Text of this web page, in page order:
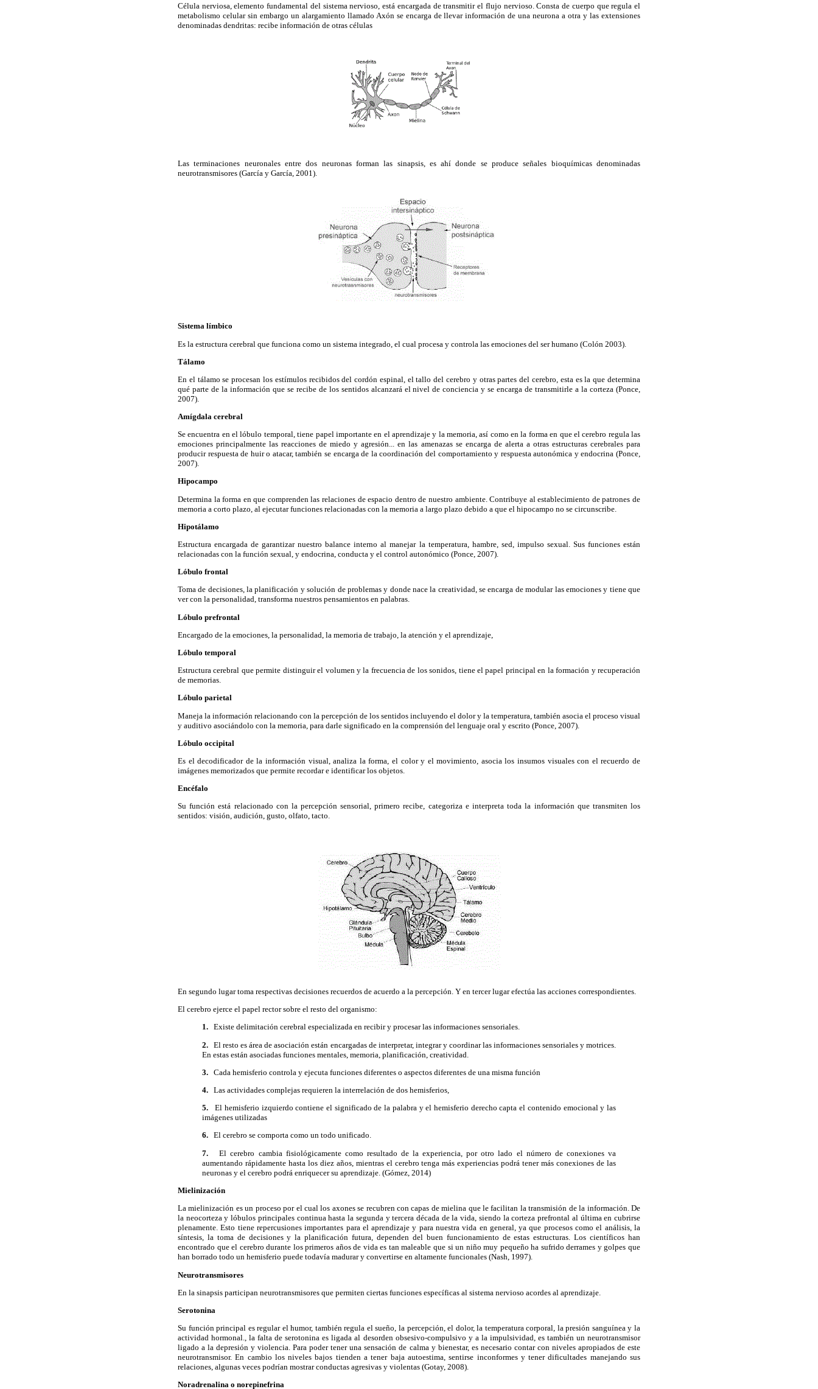
Célula nerviosa, elemento fundamental del sistema nervioso, está encargada de transmitir el flujo nervioso. Consta de cuerpo que regula el
metabolismo celular sin embargo un alargamiento llamado Axón se encarga de llevar información de una neurona a otra y las extensiones
denominadas dendritas: recibe información de otras células
Las terminaciones neuronales entre dos neuronas forman las sinapsis, es ahí donde se produce señales bioquímicas denominadas
neurotransmisores (García y García, 2001).
Sistema límbico
Es la estructura cerebral que funciona como un sistema integrado, el cual procesa y controla las emociones del ser humano (Colón 2003).
Tálamo
En el tálamo se procesan los estímulos recibidos del cordón espinal, el tallo del cerebro y otras partes del cerebro, esta es la que determina
qué parte de la información que se recibe de los sentidos alcanzará el nivel de conciencia y se encarga de transmitirle a la corteza (Ponce,
2007).
Amígdala cerebral
Se encuentra en el lóbulo temporal, tiene papel importante en el aprendizaje y la memoria, así como en la forma en que el cerebro regula las
emociones principalmente las reacciones de miedo y agresión... en las amenazas se encarga de alerta a otras estructuras cerebrales para
producir respuesta de huir o atacar, también se encarga de la coordinación del comportamiento y respuesta autonómica y endocrina (Ponce,
2007).
Hipocampo
Determina la forma en que comprenden las relaciones de espacio dentro de nuestro ambiente. Contribuye al establecimiento de patrones de
memoria a corto plazo, al ejecutar funciones relacionadas con la memoria a largo plazo debido a que el hipocampo no se circunscribe.
Hipotálamo
Estructura encargada de garantizar nuestro balance interno al manejar la temperatura, hambre, sed, impulso sexual. Sus funciones están
relacionadas con la función sexual, y endocrina, conducta y el control autonómico (Ponce, 2007).
Lóbulo frontal
Toma de decisiones, la planificación y solución de problemas y donde nace la creatividad, se encarga de modular las emociones y tiene que
ver con la personalidad, transforma nuestros pensamientos en palabras.
Lóbulo prefrontal
Encargado de la emociones, la personalidad, la memoria de trabajo, la atención y el aprendizaje,
Lóbulo temporal
Estructura cerebral que permite distinguir el volumen y la frecuencia de los sonidos, tiene el papel principal en la formación y recuperación
de memorias.
Lóbulo parietal
Maneja la información relacionando con la percepción de los sentidos incluyendo el dolor y la temperatura, también asocia el proceso visual
y auditivo asociándolo con la memoria, para darle significado en la comprensión del lenguaje oral y escrito (Ponce, 2007).
Lóbulo occipital
Es el decodificador de la información visual, analiza la forma, el color y el movimiento, asocia los insumos visuales con el recuerdo de
imágenes memorizados que permite recordar e identificar los objetos.
Encéfalo
Su función está relacionado con la percepción sensorial, primero recibe, categoriza e interpreta toda la información que transmiten los
sentidos: visión, audición, gusto, olfato, tacto.
En segundo lugar toma respectivas decisiones recuerdos de acuerdo a la percepción. Y en tercer lugar efectúa las acciones correspondientes.
El cerebro ejerce el papel rector sobre el resto del organismo:
1. Existe delimitación cerebral especializada en recibir y procesar las informaciones sensoriales.
2. El resto es área de asociación están encargadas de interpretar, integrar y coordinar las informaciones sensoriales y motrices.
En estas están asociadas funciones mentales, memoria, planificación, creatividad.
3. Cada hemisferio controla y ejecuta funciones diferentes o aspectos diferentes de una misma función
4. Las actividades complejas requieren la interrelación de dos hemisferios,
5.
El hemisferio izquierdo contiene el significado de la palabra y el hemisferio derecho capta el contenido emocional y las
imágenes utilizadas
6. El cerebro se comporta como un todo unificado.
7.
El cerebro cambia fisiológicamente como resultado de la experiencia, por otro lado el número de conexiones va
aumentando rápidamente hasta los diez años, mientras el cerebro tenga más experiencias podrá tener más conexiones de las
neuronas y el cerebro podrá enriquecer su aprendizaje. (Gómez, 2014)
Mielinización
La mielinización es un proceso por el cual los axones se recubren con capas de mielina que le facilitan la transmisión de la información. De
la neocorteza y lóbulos principales continua hasta la segunda y tercera década de la vida, siendo la corteza prefrontal al última en cubrirse
plenamente. Esto tiene repercusiones importantes para el aprendizaje y para nuestra vida en general, ya que procesos como el análisis, la
síntesis, la toma de decisiones y la planificación futura, dependen del buen funcionamiento de estas estructuras. Los científicos han
encontrado que el cerebro durante los primeros años de vida es tan maleable que si un niño muy pequeño ha sufrido derrames y golpes que
han borrado todo un hemisferio puede todavía madurar y convertirse en altamente funcionales (Nash, 1997).
Neurotransmisores
En la sinapsis participan neurotransmisores que permiten ciertas funciones específicas al sistema nervioso acordes al aprendizaje.
Serotonina
Su función principal es regular el humor, también regula el sueño, la percepción, el dolor, la temperatura corporal, la presión sanguínea y la
actividad hormonal., la falta de serotonina es ligada al desorden obsesivo-compulsivo y a la impulsividad, es también un neurotransmisor
ligado a la depresión y violencia. Para poder tener una sensación de calma y bienestar, es necesario contar con niveles apropiados de este
neurotransmisor. En cambio los niveles bajos tienden a tener baja autoestima, sentirse inconformes y tener dificultades manejando sus
relaciones, algunas veces podrían mostrar conductas agresivas y violentas (Gotay, 2008).
Noradrenalina o norepinefrina